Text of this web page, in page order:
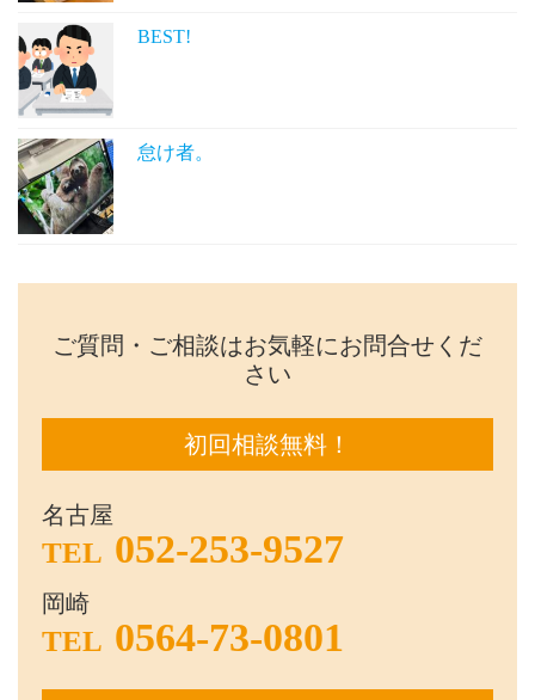
BEST!
怠け者。
ご質問・ご相談はお気軽にお問合せくだ
さい
初回相談無料！
名古屋
TEL 052-253-9527
岡崎
TEL 0564-73-0801